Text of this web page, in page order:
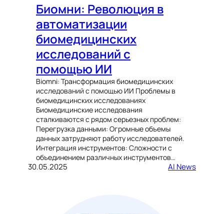
Биомни: Революция в
автоматизации
биомедицинских
исследований с
помощью ИИ
Biomni: Трансформация биомедицинских
исследований с помощью ИИ Проблемы в
биомедицинских исследованиях
Биомедицинские исследования
сталкиваются с рядом серьезных проблем:
Перегрузка данными: Огромные объемы
данных затрудняют работу исследователей.
Интеграция инструментов: Сложности с
объединением различных инструментов…
30.05.2025 AI News